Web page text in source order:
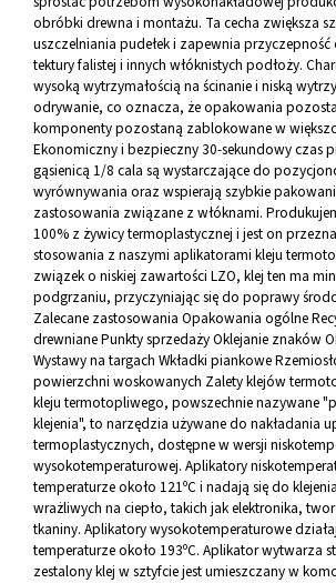
obróbki drewna i montażu. Ta cecha zwiększa
uszczelniania pudełek i zapewnia
tektury falistej i innych włóknistych podłoży.
wysoką wytrzymałością na ścinanie i niską
odrywanie, co oznacza, że opakowania
komponenty pozostaną zablokowane w
Ekonomiczny i bezpieczny 30-sekundowy czas
gąsienicą 1/8 cala są wystarczające do
wyrównywania oraz wspierają szybkie
zastosowania związane z włóknami.
100% z żywicy termoplastycznej i jest on
stosowania z naszymi aplikatorami kleju
związek o niskiej zawartości LZO, klej ten ma
podgrzaniu, przyczyniając się do poprawy
Zalecane zastosowania Opakowania ogólne
drewniane Punkty sprzedaży Oklejanie znaków
Wystawy na targach Wkładki piankowe
powierzchni woskowanych Zalety klejów
kleju termotopliwego, powszechnie nazywane
klejenia", to narzędzia używane do nakładania
termoplastycznych, dostępne w wersji
wysokotemperaturowej. Aplikatory
temperaturze około 121ºC i nadają się do
wrażliwych na ciepło, takich jak elektronika,
tkaniny. Aplikatory wysokotemperaturowe
temperaturze około 193ºC. Aplikator wytwarza
zestalony klej w sztyfcie jest umieszczany w